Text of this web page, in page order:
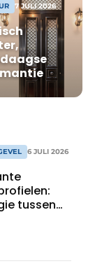
7 JULI 2026
6 JULI 2026
tussen